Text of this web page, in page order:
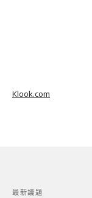
Klook.com
最新議題